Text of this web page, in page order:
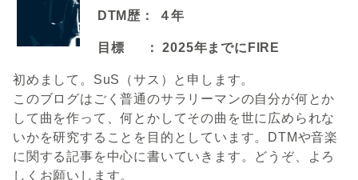
DTM歴： ４年
目標 ： 2025年までにFIRE
初めまして。SuS（サス）と申します。
このブログはごく普通のサラリーマンの自分が何とか
して曲を作って、何とかしてその曲を世に広められな
いかを研究することを目的としています。DTMや音楽
に関する記事を中心に書いていきます。どうぞ、よろ
しくお願いします。